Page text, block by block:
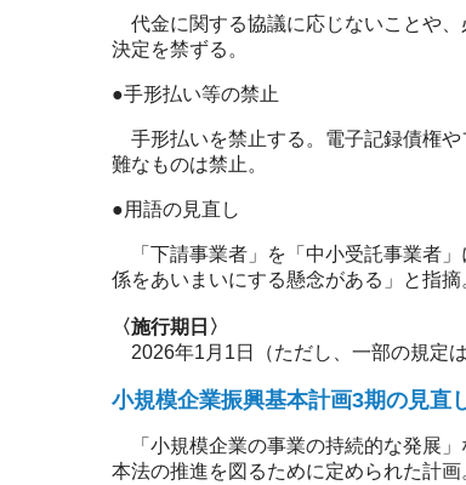
代金に関する協議に応じないことや
決定を禁ずる。
●手形払い等の禁止
手形払いを禁止する。電子記録債権や
難なものは禁止。
●用語の見直し
「下請事業者」を「中小受託事業者
係をあいまいにする懸念がある」と指摘
〈施行期日〉
2026年1月1日（ただし、一部の規定
小規模企業振興基本計画3期の見直
「小規模企業の事業の持続的な発展
本法の推進を図るために定められた計